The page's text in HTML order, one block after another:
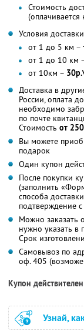
Стоимость
Условия
от 1 до 5 км –
от 1 до 10 км
от 10км –
Доставка в
России, оплата
необходимо
по почте
Стоимость от
Вы можете
подарок
Один купон
После покупки
(заполнить
способа
подтверждение
Можно заказать
нужно указать в
Срок
Самовывоз по
оф. 405
Купон
Узнай,